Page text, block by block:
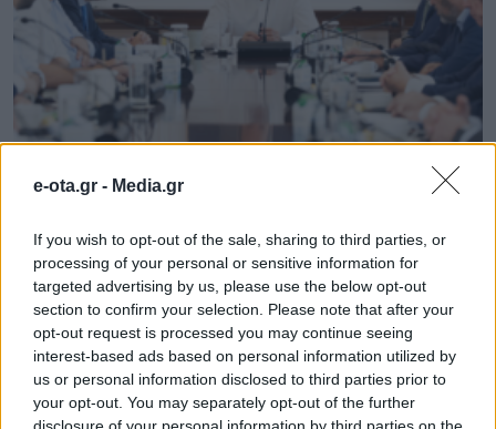
e-ota.gr - Media.gr
If you wish to opt-out of the sale, sharing to third parties, or
processing of your personal or sensitive information for
targeted advertising by us, please use the below opt-out
section to confirm your selection. Please note that after your
opt-out request is processed you may continue seeing
interest-based ads based on personal information utilized by
us or personal information disclosed to third parties prior to
your opt-out. You may separately opt-out of the further
disclosure of your personal information by third parties on the
Άμεσα τα μέτρα στήριξης πυρόπληκτων – Πιο
05.08.2026 - 14.41